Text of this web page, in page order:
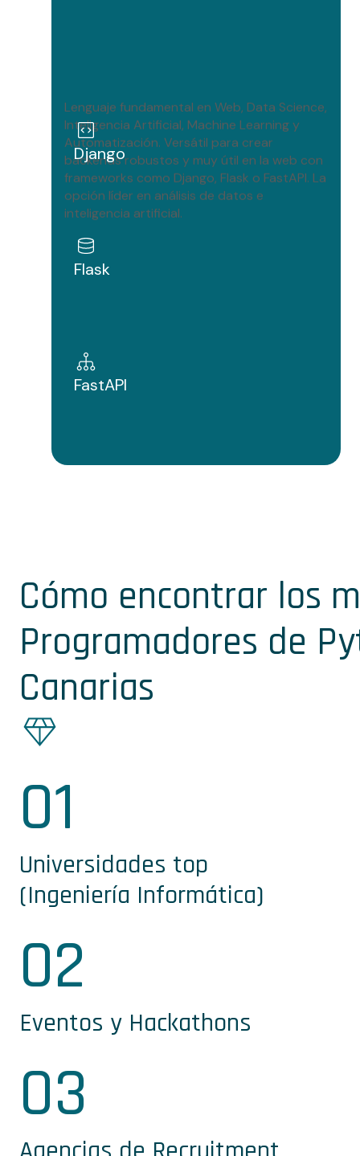
Backend
Full Stack
Lenguaje fundamental en Web, Data Science,
Inteligencia Artificial, Machine Learning y
Automatización. Versátil para crear
backends robustos y muy útil en la web con
frameworks como Django, Flask o FastAPI. La
opción líder en análisis de datos e
inteligencia artificial.
Django
Flask
FastAPI
Cómo encontrar los
Programadores de
Canarias
01
Universidades top
(Ingeniería Informática)
02
Eventos y Hackathons
03